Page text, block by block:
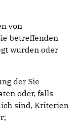
von
betreffenden
wurden oder
der Sie
oder, falls
sind, Kriterien